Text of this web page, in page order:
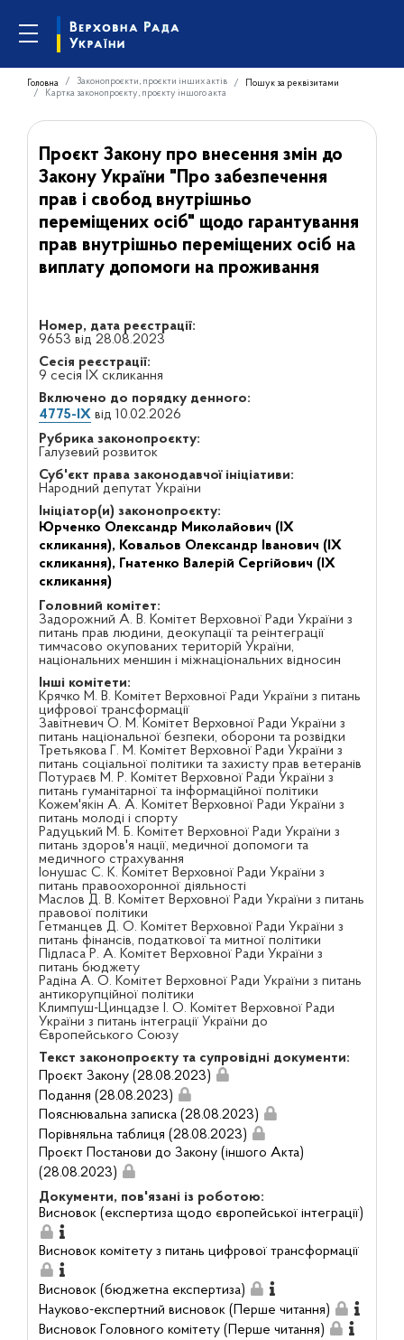
Головна Законопроєкти, проєкти інших актів
Пошук за реквізитами
Картка законопроєкту, проєкту іншого акта
Проєкт Закону про внесення змін до
Закону України "Про забезпечення
прав і свобод внутрішньо
переміщених осіб" щодо гарантування
прав внутрішньо переміщених осіб на
виплату допомоги на проживання
Номер, дата реєстрації:
9653 від 28.08.2023
Сесія реєстрації:
9 сесія IX скликання
Включено до порядку денного:
4775-IXвід 10.02.2026
Рубрика законопроєкту:
Галузевий розвиток
Суб'єкт права законодавчої ініціативи:
Народний депутат України
Ініціатор(и) законопроєкту:
Юрченко Олександр Миколайович (IX
скликання), Ковальов Олександр Іванович (IX
скликання), Гнатенко Валерій Сергійович (IX
скликання)
Головний комітет:
Задорожний А. В. Комітет Верховної Ради України з
питань прав людини, деокупації та реінтеграції
тимчасово окупованих територій України,
національних меншин і міжнаціональних відносин
Інші комітети:
Крячко М. В. Комітет Верховної Ради України з питань
цифрової трансформації
Завітневич О. М. Комітет Верховної Ради України з
питань національної безпеки, оборони та розвідки
Третьякова Г. М. Комітет Верховної Ради України з
питань соціальної політики та захисту прав ветеранів
Потураєв М. Р. Комітет Верховної Ради України з
питань гуманітарної та інформаційної політики
Кожем'якін А. А. Комітет Верховної Ради України з
питань молоді і спорту
Радуцький М. Б. Комітет Верховної Ради України з
питань здоров'я нації, медичної допомоги та
медичного страхування
Іонушас С. К. Комітет Верховної Ради України з
питань правоохоронної діяльності
Маслов Д. В. Комітет Верховної Ради України з питань
правової політики
Гетманцев Д. О. Комітет Верховної Ради України з
питань фінансів, податкової та митної політики
Підласа Р. А. Комітет Верховної Ради України з
питань бюджету
Радіна А. О. Комітет Верховної Ради України з питань
антикорупційної політики
Климпуш-Цинцадзе І. О. Комітет Верховної Ради
України з питань інтеграції України до
Європейського Союзу
Текст законопроєкту та супровідні документи:
Проєкт Закону (28.08.2023)
Подання (28.08.2023)
Пояснювальна записка (28.08.2023)
Порівняльна таблиця (28.08.2023)
Проєкт Постанови до Закону (іншого Акта)
(28.08.2023)
Документи, пов'язані із роботою:
Висновок (експертиза щодо європейської інтеграції)
Висновок комітету з питань цифрової трансформації
Висновок (бюджетна експертиза)
Науково-експертний висновок (Перше читання)
Висновок Головного комітету (Перше читання)